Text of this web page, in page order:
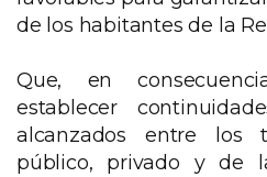
de los habitantes de la
Que, en
establecer
alcanzados entre los
público, privado y de